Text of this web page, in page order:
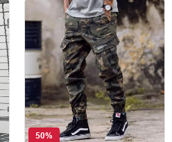
50%